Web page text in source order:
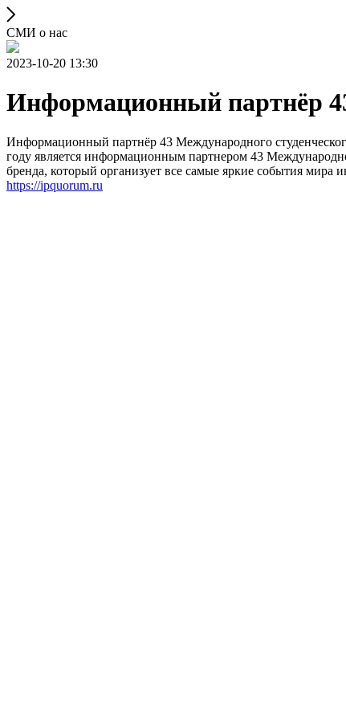
СМИ о нас
2023-10-20 13:30
Информационный партнёр
Информационный партнёр 43 Международного
году является информационным партнером 43
бренда, который организует все самые яркие события мира
https://ipquorum.ru